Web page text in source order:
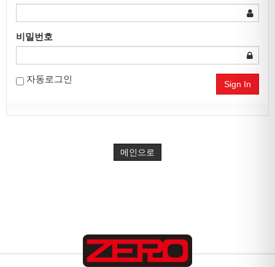
비밀번호
자동로그인 Sign In
메인으로